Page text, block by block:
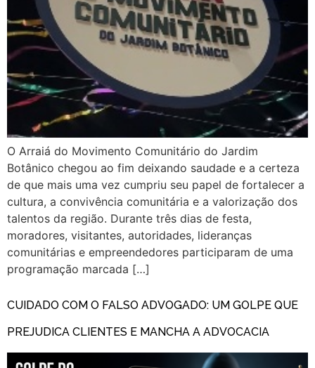
O Arraiá do Movimento Comunitário do Jardim
Botânico chegou ao fim deixando saudade e a certeza
de que mais uma vez cumpriu seu papel de fortalecer a
cultura, a convivência comunitária e a valorização dos
talentos da região. Durante três dias de festa,
moradores, visitantes, autoridades, lideranças
comunitárias e empreendedores participaram de uma
programação marcada […]
CUIDADO COM O FALSO ADVOGADO: UM GOLPE QUE
PREJUDICA CLIENTES E MANCHA A ADVOCACIA